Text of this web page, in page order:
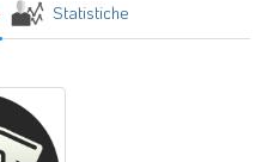
Statistiche